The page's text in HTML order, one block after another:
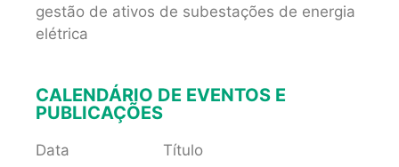
gestão de ativos de subestações de energia
elétrica
CALENDÁRIO DE EVENTOS E
PUBLICAÇÕES
Data Título